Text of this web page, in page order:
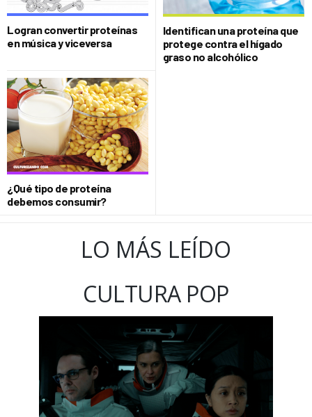
CULTURIZANDO.COM
Logran convertir proteínas
en música y viceversa
Identifican una proteína que
protege contra el hígado
graso no alcohólico
¿Qué tipo de proteína
debemos consumir?
LO MÁS LEÍDO
CULTURA POP